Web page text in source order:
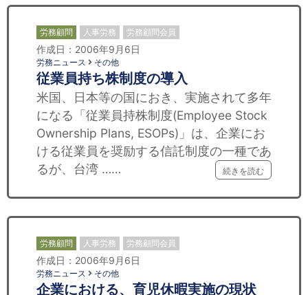
労務顧問 人事労務 労務顧問会員
作成日：2006年9月6日
労務ニュース その他
従業員持ち株制度の導入
米国、日本等の国におき、実施されて多年
になる「従業員持株制度(Employee Stock
Ownership Plans, ESOPs)」は、企業にお
ける従業員を奨励する信託制度の一種であ
るが、台湾 ……
続きを読む
労務顧問 人事労務 労務顧問会員
作成日：2006年9月6日
労務ニュース その他
企業における、育児休暇実施の現状